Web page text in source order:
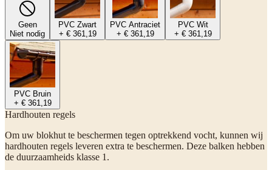
Geen
Niet nodig
PVC Zwart
+ € 361,19
PVC Antraciet
+ € 361,19
PVC Wit
+ € 361,19
PVC Bruin
+ € 361,19
Hardhouten regels
Om uw blokhut te beschermen tegen optrekkend vocht, kunnen wij
hardhouten regels leveren extra te beschermen. Deze balken hebben
de duurzaamheids klasse 1.